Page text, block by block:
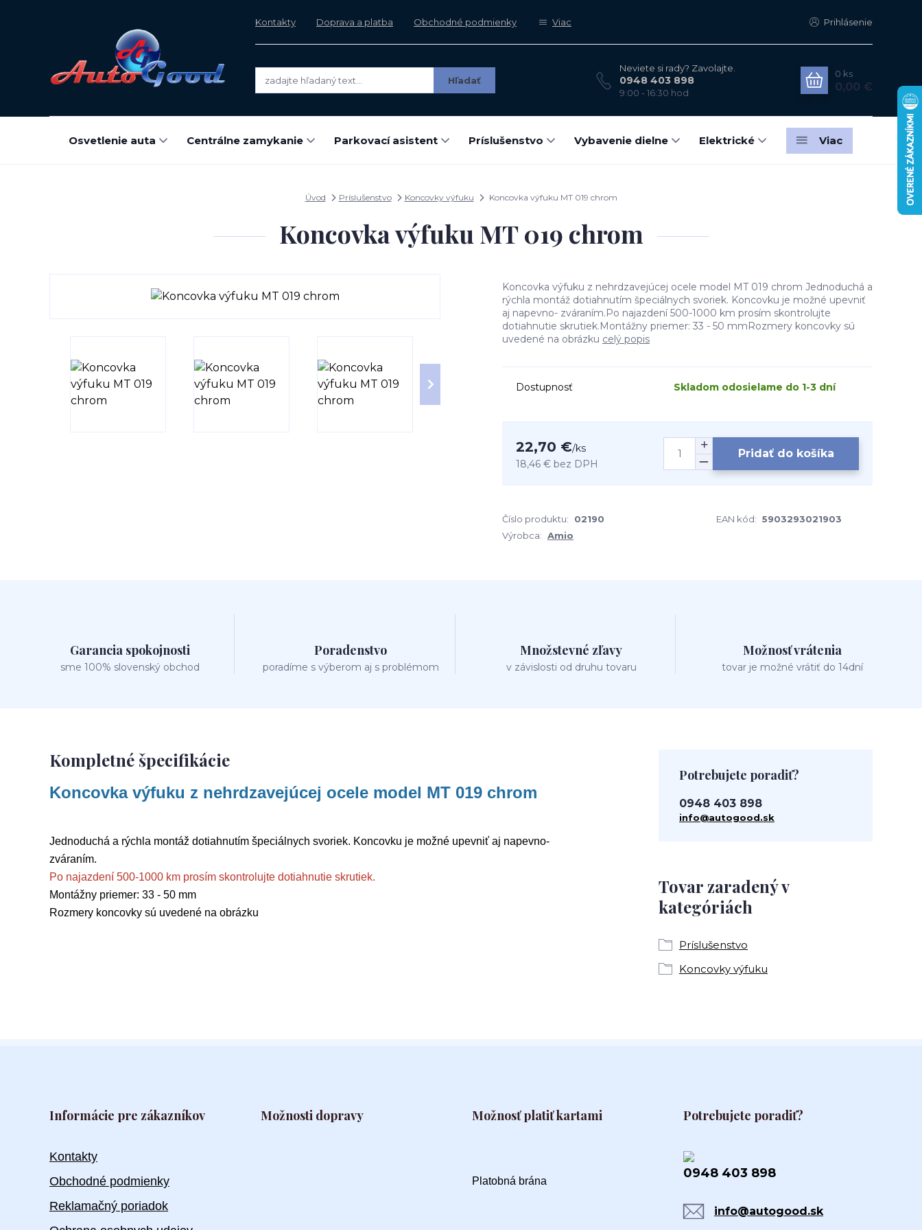
Kontakty Doprava a platba Obchodné podmienky Viac Prihlásenie
Hľadať
Neviete si rady? Zavolajte.
0948 403 898
9:00 - 16:30 hod
0 ks
0,00 €
Osvetlenie auta Centrálne zamykanie Parkovací asistent Príslušenstvo Vybavenie dielne Elektrické Viac
Úvod Príslušenstvo Koncovky výfuku Koncovka výfuku MT 019 chrom
Koncovka výfuku MT 019 chrom
Koncovka výfuku z nehrdzavejúcej ocele model MT 019 chrom Jednoduchá a
rýchla montáž dotiahnutím špeciálnych svoriek. Koncovku je možné upevniť
aj napevno- zváraním.Po najazdení 500-1000 km prosím skontrolujte
dotiahnutie skrutiek.Montážny priemer: 33 - 50 mmRozmery koncovky sú
uvedené na obrázku celý popis
Dostupnosť Skladom odosielame do 1-3 dní
22,70 €/ks
18,46 € bez DPH
Pridať do košíka
Číslo produktu: 02190 EAN kód: 5903293021903
Výrobca: Amio
Garancia spokojnosti
sme 100% slovenský obchod
Poradenstvo
poradíme s výberom aj s problémom
Množstevné zľavy
v závislosti od druhu tovaru
Možnosť vrátenia
tovar je možné vrátiť do 14dní
Kompletné špecifikácie
Koncovka výfuku z nehrdzavejúcej ocele model MT 019 chrom
Jednoduchá a rýchla montáž dotiahnutím špeciálnych svoriek. Koncovku je možné upevniť aj napevno-
zváraním.
Po najazdení 500-1000 km prosím skontrolujte dotiahnutie skrutiek.
Montážny priemer: 33 - 50 mm
Rozmery koncovky sú uvedené na obrázku
Tovar zaradený v
kategóriách
Príslušenstvo
Koncovky výfuku
Potrebujete poradiť?
0948 403 898
info@autogood.sk
Informácie pre zákazníkov
Kontakty
Obchodné podmienky
Reklamačný poriadok
Možnosti dopravy Možnosť platiť kartami
Platobná brána
Potrebujete poradiť?
0948 403 898
info@autogood.sk